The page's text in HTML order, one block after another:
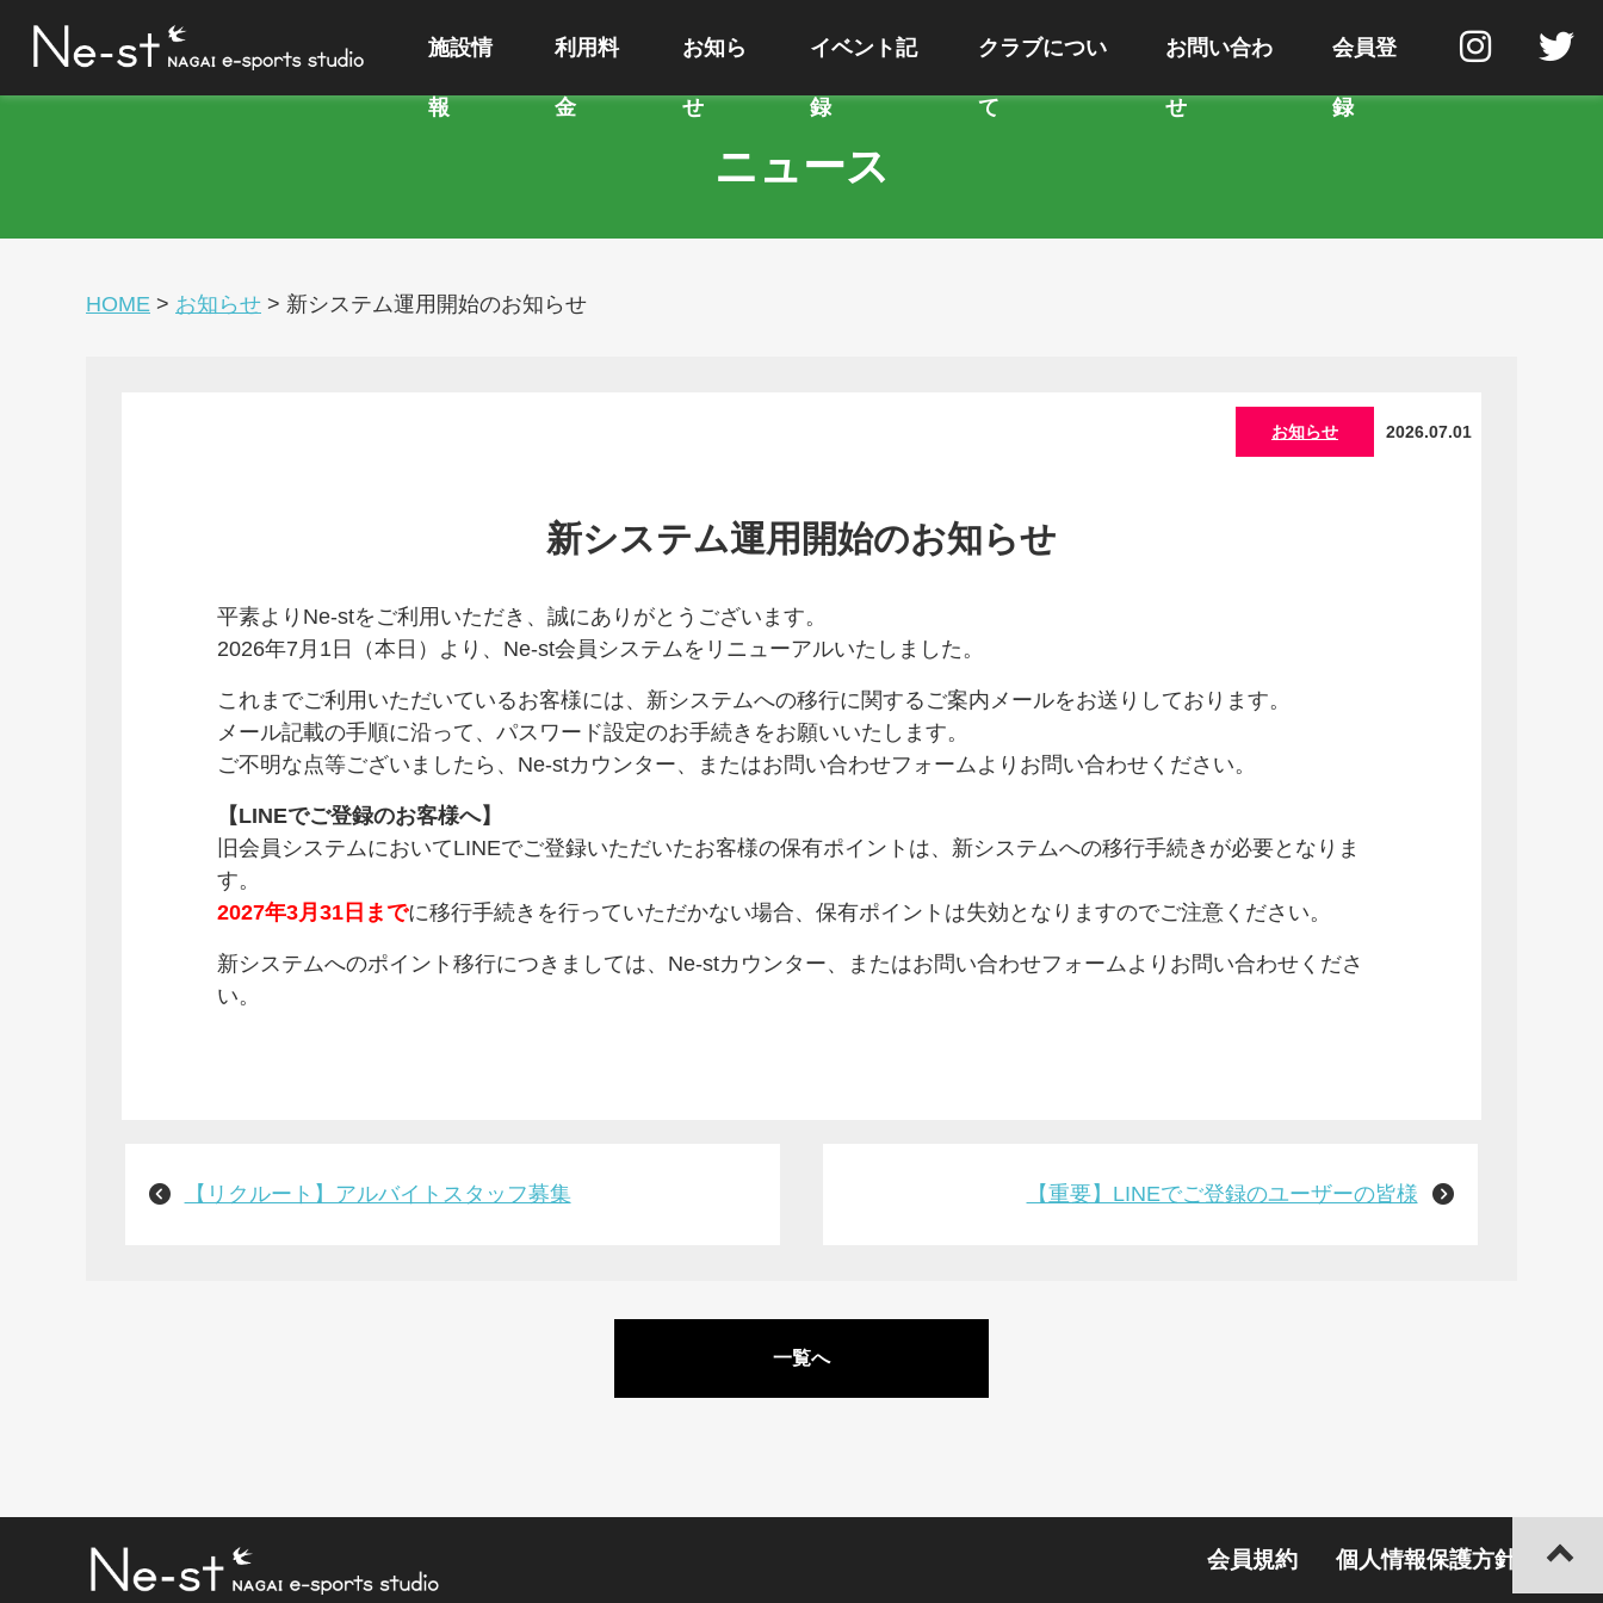
施設情
報
利用料
金
お知ら
せ
イベント記
録
クラブについ
て
お問い合わ
せ
会員登
録
ニュース
HOME > お知らせ > 新システム運用開始のお知らせ
お知らせ 2026.07.01
新システム運用開始のお知らせ
平素よりNe-stをご利用いただき、誠にありがとうございます。
2026年7月1日（本日）より、Ne-st会員システムをリニューアルいたしました。
これまでご利用いただいているお客様には、新システムへの移行に関するご案内メールをお送りしております。
メール記載の手順に沿って、パスワード設定のお手続きをお願いいたします。
ご不明な点等ございましたら、Ne-stカウンター、またはお問い合わせフォームよりお問い合わせください。
【LINEでご登録のお客様へ】
旧会員システムにおいてLINEでご登録いただいたお客様の保有ポイントは、新システムへの移行手続きが必要となりま
す。
2027年3月31日までに移行手続きを行っていただかない場合、保有ポイントは失効となりますのでご注意ください。
新システムへのポイント移行につきましては、Ne-stカウンター、またはお問い合わせフォームよりお問い合わせくださ
い。
【リクルート】アルバイトスタッフ募集 【重要】LINEでご登録のユーザーの皆様
一覧へ
会員規約 個人情報保護方針